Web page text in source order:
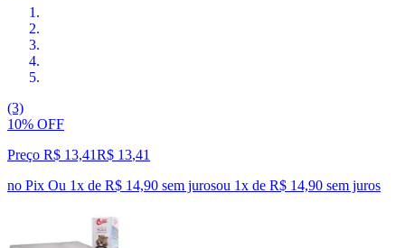
(3)
10% OFF
Preço R$ 13,41R$ 13,41
no Pix Ou 1x de R$ 14,90 sem jurosou 1x de R$ 14,90 sem juros